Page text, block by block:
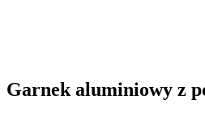
Garnek aluminiowy z